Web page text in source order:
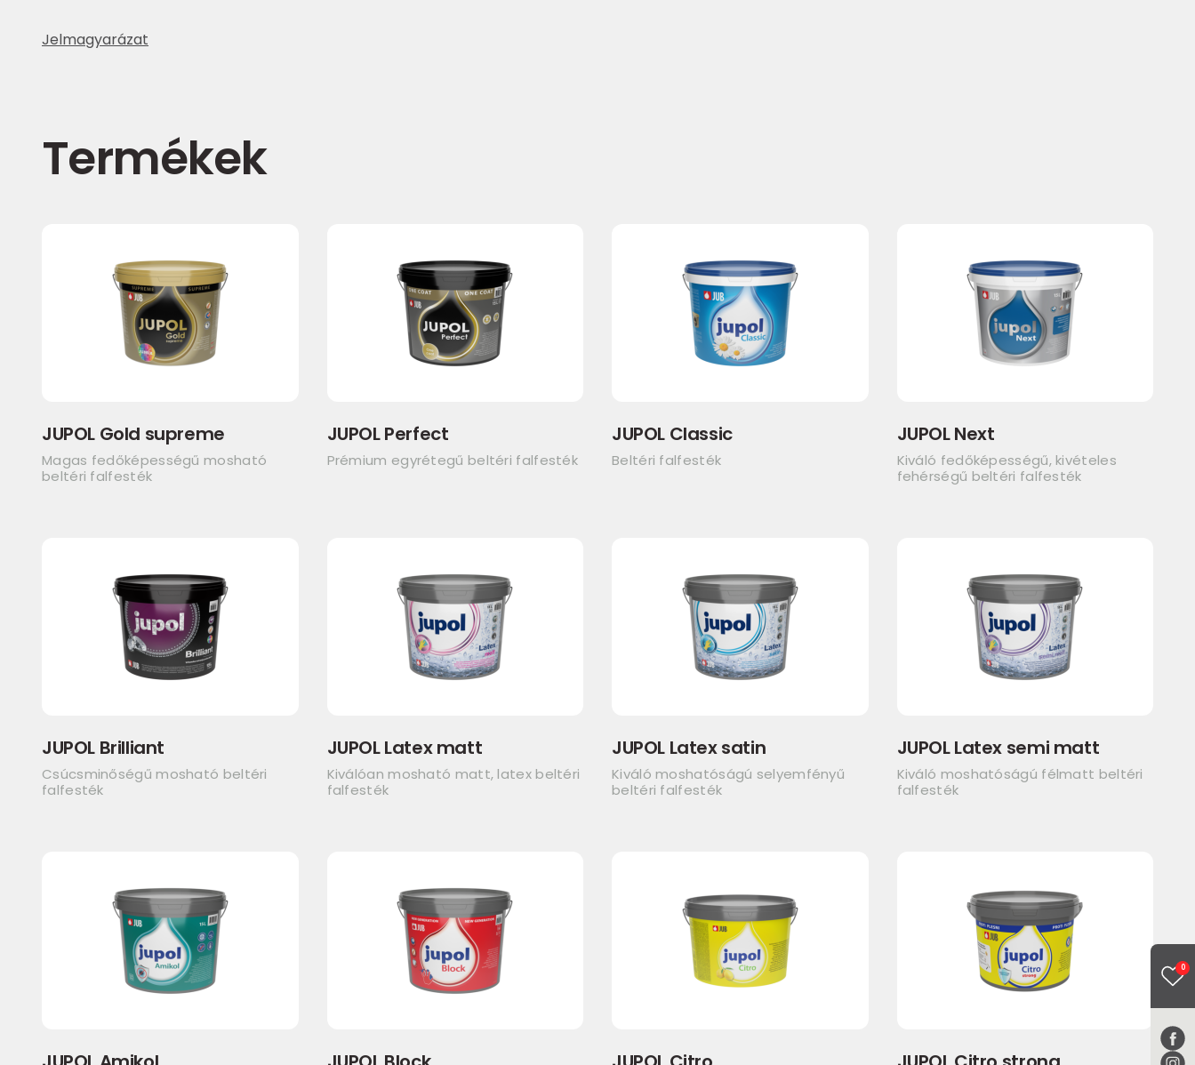
0
Jelmagyarázat
Termékek
JUPOL Gold supreme
Magas fedőképességű mosható
beltéri falfesték
JUPOL Perfect
Prémium egyrétegű beltéri falfesték
JUPOL Classic
Beltéri falfesték
JUPOL Next
Kiváló fedőképességű, kivételes
fehérségű beltéri falfesték
JUPOL Brilliant
Csúcsminőségű mosható beltéri
falfesték
JUPOL Latex matt
Kiválóan mosható matt, latex beltéri
falfesték
JUPOL Latex satin
Kiváló moshatóságú selyemfényű
beltéri falfesték
JUPOL Latex semi matt
Kiváló moshatóságú félmatt beltéri
falfesték